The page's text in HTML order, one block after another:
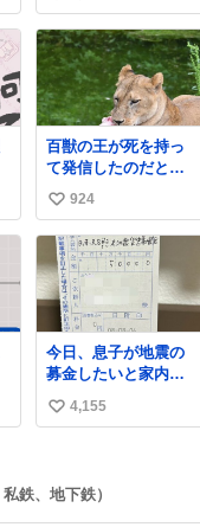
い
い
ね
数
百獣の王が死を持っ
て発信したのだと思
う 高温多湿が尋常で
ない日本の夏 どうか
早急に飼育の環境を
見直して 動物の命を
護ってください…と
治療中のライオンが
助かりますように す
べての動物の命が護
られますように
2026.7.3📷多摩動物
公園にて 残念ながら
個体の識別は出来ま
い
い
ね
数
924
今日、息子が地震の
募金したいと家内と
郵便局に行ったみた
いです。おもちゃと
に立てて欲しい、み
んなも元気になって
い
数
4,155
私鉄、地下鉄）